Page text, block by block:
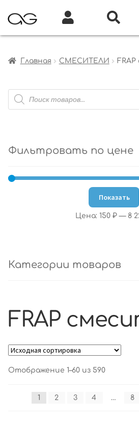
Главная СМЕСИТЕЛИ
Поиск
товаров
Фильтровать по цене
Показать
Цена: 150 ₽ — 8
Категории товаров
FRAP
Отображение 1–60 из 590
1 2 3 4 … 8